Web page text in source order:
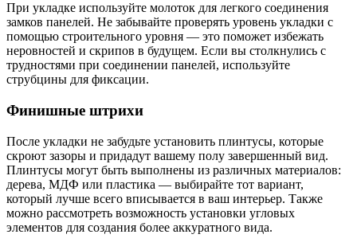
При укладке используйте молоток для легкого соединения
замков панелей. Не забывайте проверять уровень укладки с
помощью строительного уровня — это поможет избежать
неровностей и скрипов в будущем. Если вы столкнулись с
трудностями при соединении панелей, используйте
струбцины для фиксации.
Финишные штрихи
После укладки не забудьте установить плинтусы, которые
скроют зазоры и придадут вашему полу завершенный вид.
Плинтусы могут быть выполнены из различных материалов:
дерева, МДФ или пластика — выбирайте тот вариант,
который лучше всего вписывается в ваш интерьер. Также
можно рассмотреть возможность установки угловых
элементов для создания более аккуратного вида.